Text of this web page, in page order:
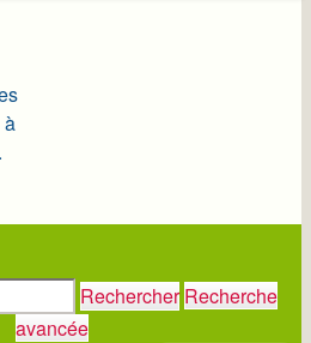
à
Rechercher Recherche
avancée